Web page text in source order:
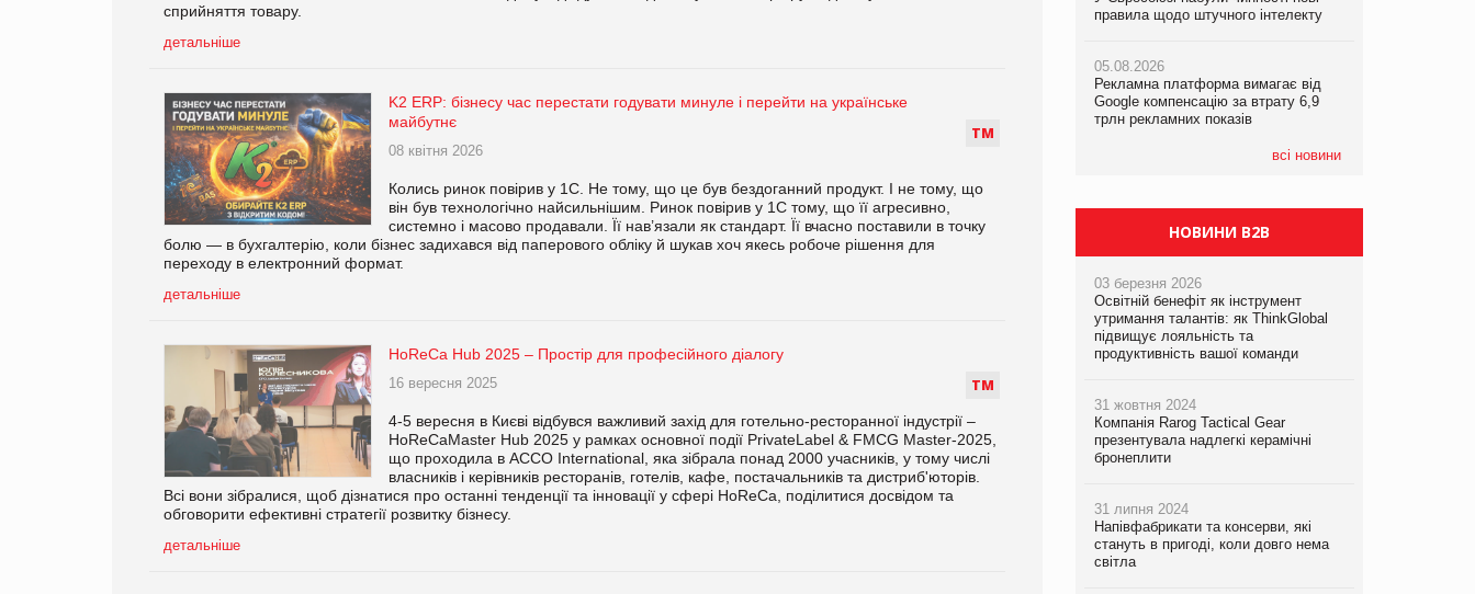
сприйняття товару.
детальніше
ТМ
K2 ERP: бізнесу час перестати годувати минуле і перейти на українське
майбутнє
08 квітня 2026
Колись ринок повірив у 1С. Не тому, що це був бездоганний продукт. І не тому, що
він був технологічно найсильнішим. Ринок повірив у 1С тому, що її агресивно,
системно і масово продавали. Її нав’язали як стандарт. Її вчасно поставили в точку
болю — в бухгалтерію, коли бізнес задихався від паперового обліку й шукав хоч якесь робоче рішення для
переходу в електронний формат.
детальніше
ТМ
HoReCa Hub 2025 – Простір для професійного діалогу
16 вересня 2025
4-5 вересня в Києві відбувся важливий захід для готельно-ресторанної індустрії –
HoReCaMaster Hub 2025 у рамках основної події PrivateLabel & FMCG Master-2025,
що проходила в ACCO International, яка зібрала понад 2000 учасників, у тому числі
власників і керівників ресторанів, готелів, кафе, постачальників та дистриб'юторів.
Всі вони зібралися, щоб дізнатися про останні тенденції та інновації у сфері HoReCa, поділитися досвідом та
обговорити ефективні стратегії розвитку бізнесу.
детальніше
правила щодо штучного інтелекту
05.08.2026
Рекламна платформа вимагає від
Google компенсацію за втрату 6,9
трлн рекламних показів
всі новини
Сергій Лісунов про заморожені
хлібобулочні вироби на
PrivateLabel&FMCG Master 2026
правила щодо штучного інтелекту
05.08.2026
Рекламна платформа вимагає від
Google компенсацію за втрату 6,9
трлн рекламних показів
НОВИНИ B2B
03 березня 2026
Освітній бенефіт як інструмент
утримання талантів: як ThinkGlobal
підвищує лояльність та
продуктивність вашої команди
31 жовтня 2024
Компанія Rarog Tactical Gear
презентувала надлегкі керамічні
бронеплити
31 липня 2024
Напівфабрикати та консерви, які
стануть в пригоді, коли довго нема
світла